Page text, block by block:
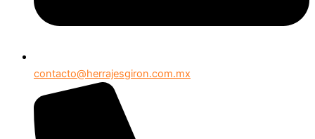
contacto@herrajesgiron.com.mx